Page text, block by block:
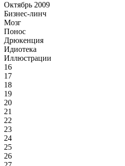
Октябрь 2009
Бизнес-линч
Мозг
Понос
Дрюкенция
Идиотека
Иллюстрации
16
17
18
19
20
21
22
23
24
25
26